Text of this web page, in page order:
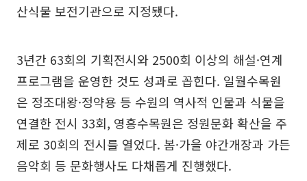
산식물 보전기관으로 지정됐다.
3년간 63회의 기획전시와 2500회 이상의 해설·연계
프로그램을 운영한 것도 성과로 꼽힌다. 일월수목원
은 정조대왕·정약용 등 수원의 역사적 인물과 식물을
연결한 전시 33회, 영흥수목원은 정원문화 확산을 주
제로 30회의 전시를 열었다. 봄·가을 야간개장과 가든
음악회 등 문화행사도 다채롭게 진행했다.